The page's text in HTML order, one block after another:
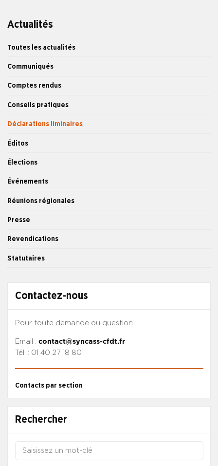
Actualités
Toutes les actualités
Communiqués
Comptes rendus
Conseils pratiques
Déclarations liminaires
Éditos
Élections
Événements
Réunions régionales
Presse
Revendications
Statutaires
Contactez-nous
Pour toute demande ou question.
Email : contact@syncass-cfdt.fr
Tél. : 01 40 27 18 80
Contacts par section
Rechercher